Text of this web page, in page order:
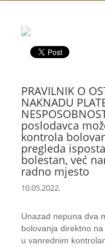
PRAVILNIK O
NAKNADU
poslodavca
kontrola
pregleda
bolestan, već
radno mjesto
10.05.2022.
Unazad nepuna dva
bolovanja direktno
u vanrednim